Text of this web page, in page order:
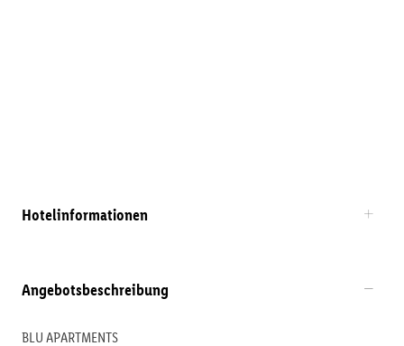
Hotelinformationen
Angebotsbeschreibung
BLU APARTMENTS